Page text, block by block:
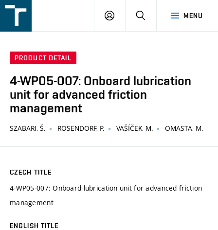
v
MENU
LOGIN SEARCH
PRODUCT DETAIL
4-WP05-007: Onboard lubrication
unit for advanced friction
management
SZABARI, Š. ROSENDORF, P. VAŠÍČEK, M. OMASTA, M.
CZECH TITLE
4-WP05-007: Onboard lubrication unit for advanced friction
management
ENGLISH TITLE